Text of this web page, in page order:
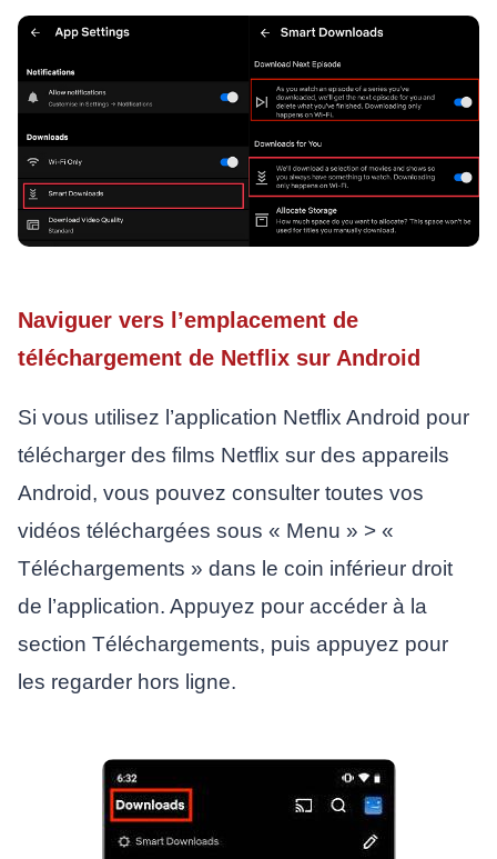
Naviguer vers l’emplacement de
téléchargement de Netflix sur Android
Si vous utilisez l’application Netflix Android pour
télécharger des films Netflix sur des appareils
Android, vous pouvez consulter toutes vos
vidéos téléchargées sous « Menu » > «
Téléchargements » dans le coin inférieur droit
de l’application. Appuyez pour accéder à la
section Téléchargements, puis appuyez pour
les regarder hors ligne.